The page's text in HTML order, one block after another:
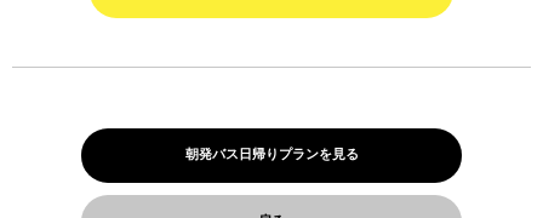
朝発バス日帰りプランを見る